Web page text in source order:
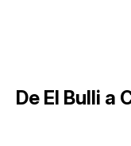
De El Bulli a